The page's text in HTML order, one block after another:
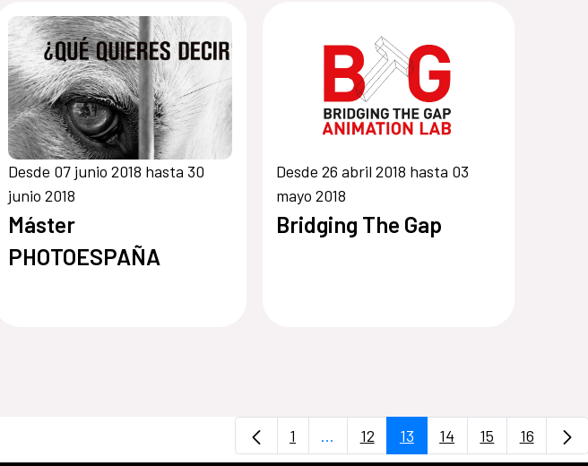
y museos
Desde 07 junio 2018 hasta 30
junio 2018
Máster
PHOTOESPAÑA
Desde 26 abril 2018 hasta 03
mayo 2018
Bridging The Gap
Página
1 ...Páginas intermedias Use TAB para
Página
12 Página
13 Página
14 Página
15 Página
16